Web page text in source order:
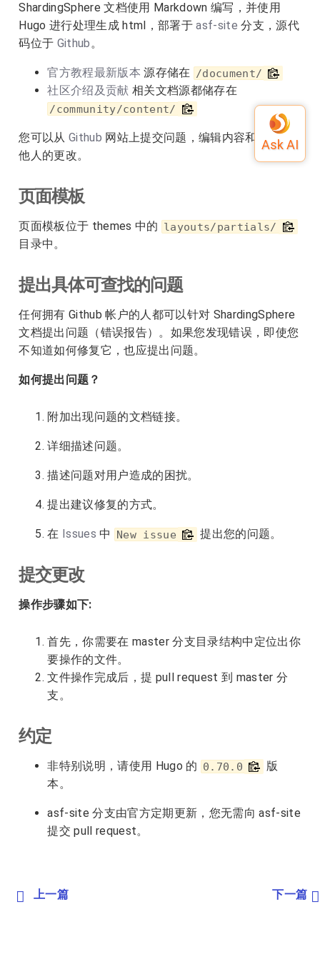
ShardingSphere 文档使用 Markdown 编写，并使用
Hugo 进行处理生成 html，部署于asf-site 分支，源代
码位于 Github。
官方教程最新版本 源存储在 /document/
社区介绍及贡献 相关文档源都储存在
/community/content/
您可以从Github 网站上提交问题，编辑内容和查看其
他人的更改。
页面模板
页面模板位于 themes 中的 layouts/partials/
目录中。
提出具体可查找的问题
任何拥有 Github 帐户的人都可以针对 ShardingSphere
文档提出问题（错误报告）。如果您发现错误，即使您
不知道如何修复它，也应提出问题。
如何提出问题？
附加出现问题的文档链接。
详细描述问题。
描述问题对用户造成的困扰。
提出建议修复的方式。
在 Issues 中 New issue 提出您的问题。
提交更改
操作步骤如下:
首先，你需要在 master 分支目录结构中定位出你
要操作的文件。
文件操作完成后，提 pull request 到 master 分
支。
约定
非特别说明，请使用 Hugo 的 0.70.0
版
本。
asf-site 分支由官方定期更新，您无需向 asf-site
提交 pull request。
上一篇 下一篇